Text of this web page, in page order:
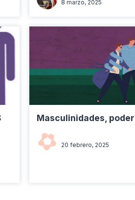
8 marzo, 2025
Masculinidades,
20 febrero, 2025